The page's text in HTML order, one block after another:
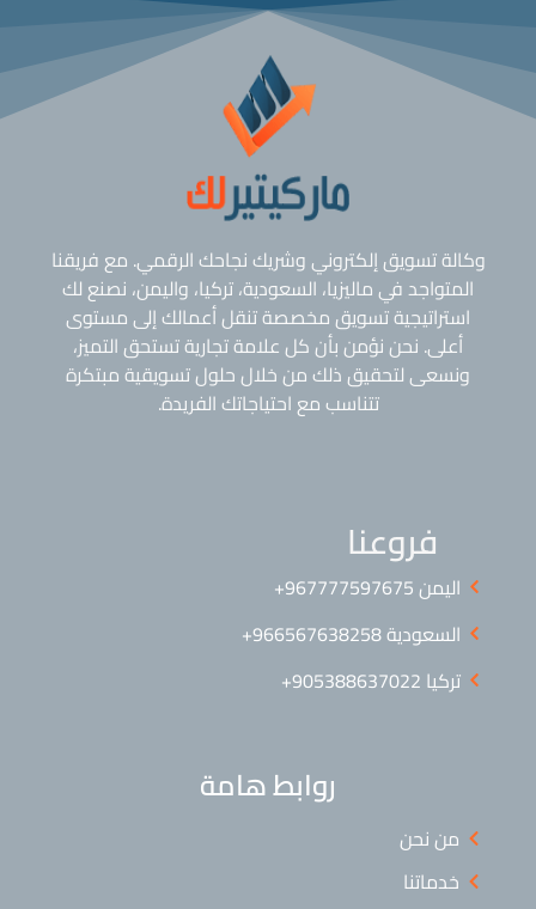
وكالة تسويق إلكتروني وشريك نجاحك الرقمي. مع فريقنا
المتواجد في ماليزيا، السعودية، تركيا، واليمن، نصنع لك
استراتيجية تسويق مخصصة تنقل أعمالك إلى مستوى
أعلى. نحن نؤمن بأن كل علامة تجارية تستحق التميز،
ونسعى لتحقيق ذلك من خلال حلول تسويقية مبتكرة
تتناسب مع احتياجاتك الفريدة.
فروعنا
اليمن ⁦+967777597675⁩
السعودية 966567638258+
تركيا 905388637022+
روابط هامة
من نحن
خدماتنا